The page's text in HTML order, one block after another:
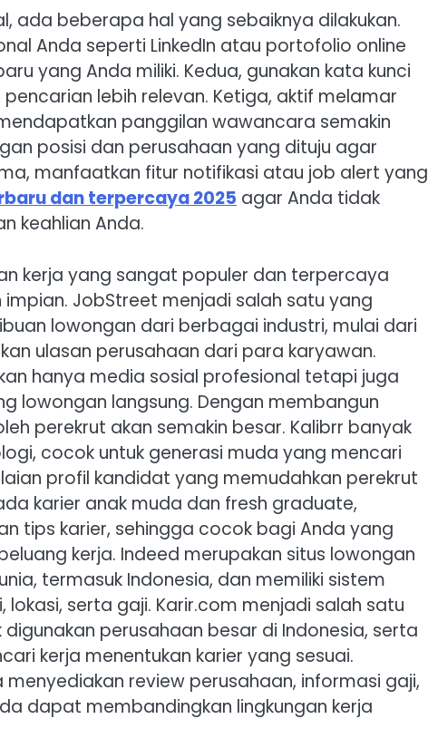
ada beberapa hal yang sebaiknya dilakukan.
Anda seperti LinkedIn atau portofolio online
yang Anda miliki. Kedua, gunakan kata kunci
lebih relevan. Ketiga, aktif melamar
panggilan wawancara semakin
posisi dan perusahaan yang dituju agar
manfaatkan fitur notifikasi atau job alert yang
dan terpercaya 2025 agar Anda tidak
keahlian Anda.
kerja yang sangat populer dan terpercaya
JobStreet menjadi salah satu yang
lowongan dari berbagai industri, mulai dari
ulasan perusahaan dari para karyawan.
hanya media sosial profesional tetapi juga
lowongan langsung. Dengan membangun
perekrut akan semakin besar. Kalibrr banyak
cocok untuk generasi muda yang mencari
profil kandidat yang memudahkan perekrut
karier anak muda dan fresh graduate,
tips karier, sehingga cocok bagi Anda yang
kerja. Indeed merupakan situs lowongan
termasuk Indonesia, dan memiliki sistem
serta gaji. Karir.com menjadi salah satu
perusahaan besar di Indonesia, serta
kerja menentukan karier yang sesuai.
review perusahaan, informasi gaji,
dapat membandingkan lingkungan kerja